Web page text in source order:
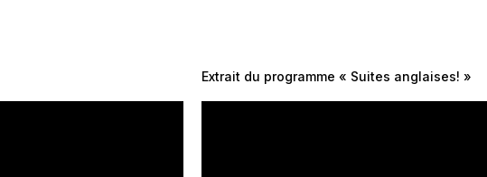
Extrait du programme « Suites anglaises! »